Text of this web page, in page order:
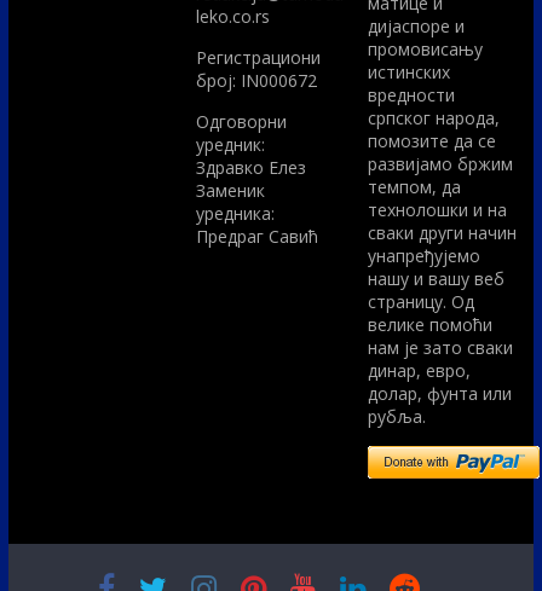
leko.co.rs
Регистрациони
број: IN000672
Одговорни
уредник:
Здравко Елез
Заменик
уредника:
Предраг Савић
дијаспоре и
промовисању
истинских
вредности
српског народа,
помозите да се
развијамо бржим
темпом, да
технолошки и на
сваки други начин
унапређујемо
нашу и вашу веб
страницу. Од
велике помоћи
нам је зато сваки
динар, евро,
долар, фунта или
рубља.